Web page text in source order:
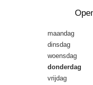
maandag
dinsdag
woensdag
donderdag
vrijdag